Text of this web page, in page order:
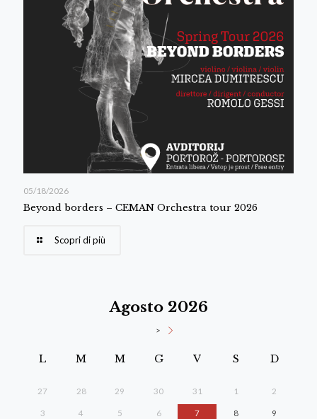
05/18/2026
Beyond borders – CEMAN Orchestra tour 2026
Scopri di più
Agosto 2026
>
L M M G V S D
27 28 29 30 31 1 2
3 4 5 6 7 8 9